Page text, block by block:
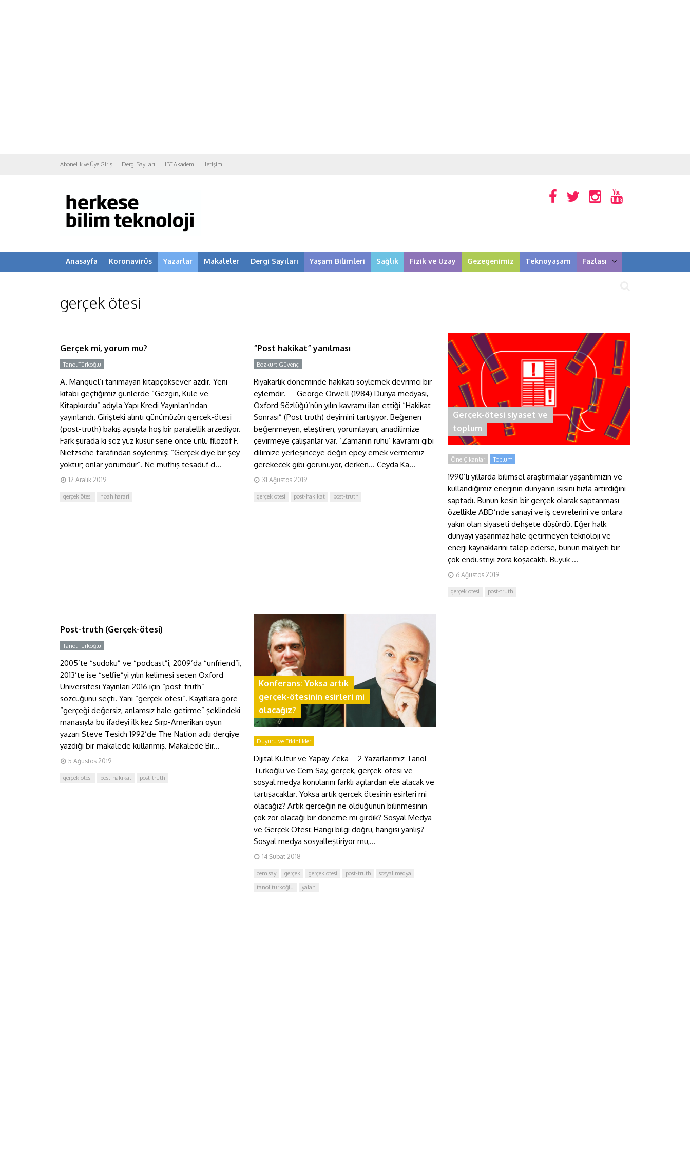
Abonelik ve Üye Girişi Dergi Sayıları HBT Akademi İletişim
Anasayfa Koronavirüs Yazarlar Makaleler Dergi Sayıları Yaşam Bilimleri Sağlık Fizik ve Uzay Gezegenimiz Teknoyaşam Fazlası
gerçek ötesi
Gerçek mi, yorum mu?
Tanol Türkoğlu
A. Manguel’i tanımayan kitapçoksever azdır. Yeni
kitabı geçtiğimiz günlerde “Gezgin, Kule ve
Kitapkurdu” adıyla Yapı Kredi Yayınları’ndan
yayınlandı. Girişteki alıntı günümüzün gerçek-ötesi
(post-truth) bakış açısıyla hoş bir paralellik arzediyor.
Fark şurada ki söz yüz küsur sene önce ünlü filozof F.
Nietzsche tarafından söylenmiş: “Gerçek diye bir şey
yoktur; onlar yorumdur”. Ne müthiş tesadüf d...
12 Aralık 2019
gerçek ötesi noah harari
“Post hakikat” yanılması
Bozkurt Güvenç
Riyakarlık döneminde hakikati söylemek devrimci bir
eylemdir. —George Orwell (1984) Dünya medyası,
Oxford Sözlüğü’nün yılın kavramı ilan ettiği “Hakikat
Sonrası” (Post truth) deyimini tartışıyor. Beğenen
beğenmeyen, eleştiren, yorumlayan, anadilimize
çevirmeye çalışanlar var. ‘Zamanın ruhu’ kavramı gibi
dilimize yerleşinceye değin epey emek vermemiz
gerekecek gibi görünüyor, derken… Ceyda Ka...
31 Ağustos 2019
gerçek ötesi post-hakikat post-truth
Gerçek-ötesi siyaset ve
toplum
Öne Çıkanlar Toplum
1990’lı yıllarda bilimsel araştırmalar yaşantımızın ve
kullandığımız enerjinin dünyanın ısısını hızla artırdığını
saptadı. Bunun kesin bir gerçek olarak saptanması
özellikle ABD’nde sanayi ve iş çevrelerini ve onlara
yakın olan siyaseti dehşete düşürdü. Eğer halk
dünyayı yaşanmaz hale getirmeyen teknoloji ve
enerji kaynaklarını talep ederse, bunun maliyeti bir
çok endüstriyi zora koşacaktı. Büyük ...
6 Ağustos 2019
gerçek ötesi post-truth
Post-truth (Gerçek-ötesi)
Tanol Türkoğlu
2005’te “sudoku” ve “podcast”i, 2009’da “unfriend”i,
2013’te ise “selfie”yi yılın kelimesi seçen Oxford
Universitesi Yayınları 2016 için “post-truth”
sözcüğünü seçti. Yani “gerçek-ötesi”. Kayıtlara göre
“gerçeği değersiz, anlamsız hale getirme” şeklindeki
manasıyla bu ifadeyi ilk kez Sırp-Amerikan oyun
yazarı Steve Tesich 1992’de The Nation adlı dergiye
yazdığı bir makalede kullanmış. Makalede Bir...
5 Ağustos 2019
gerçek ötesi post-hakikat post-truth
Konferans: Yoksa artık
gerçek-ötesinin esirleri mi
olacağız?
Duyuru ve Etkinlikler
Dijital Kültür ve Yapay Zeka – 2 Yazarlarımız Tanol
Türkoğlu ve Cem Say, gerçek, gerçek-ötesi ve
sosyal medya konularını farklı açılardan ele alacak ve
tartışacaklar. Yoksa artık gerçek ötesinin esirleri mi
olacağız? Artık gerçeğin ne olduğunun bilinmesinin
çok zor olacağı bir döneme mi girdik? Sosyal Medya
ve Gerçek Ötesi: Hangi bilgi doğru, hangisi yanlış?
Sosyal medya sosyalleştiriyor mu,...
14 Şubat 2018
cem say gerçek gerçek ötesi post-truth
sosyal medya
tanol türkoğlu
yalan